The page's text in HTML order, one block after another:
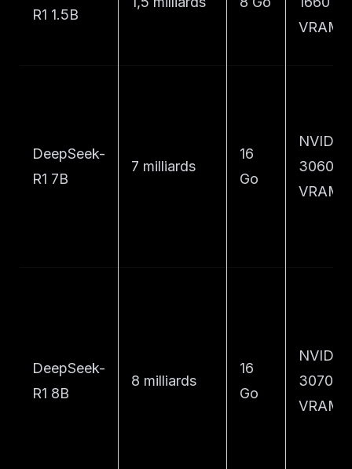
R1 1.5B
VRAM)
DeepSeek-
R1 7B
7 milliards
16
Go
NVIDIA
3060
VRAM)
DeepSeek-
R1 8B
8 milliards
16
Go
NVIDIA
3070
VRAM)